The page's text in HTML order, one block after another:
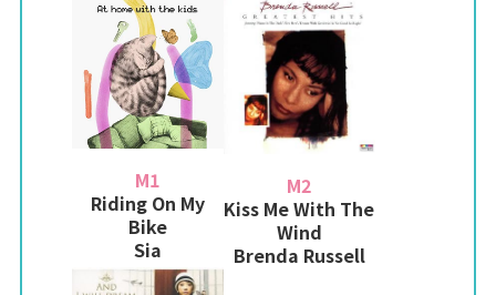
M1
Riding On My
Bike
Sia
M2
Kiss Me With The
Wind
Brenda Russell